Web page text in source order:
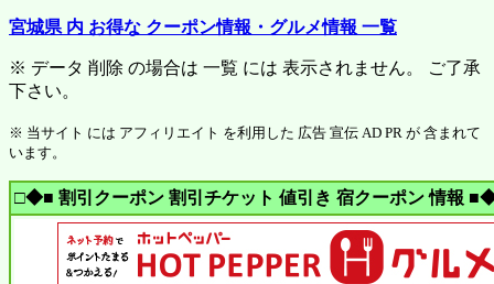
宮城県 内 お得な クーポン情報・グルメ情報 一覧
※ データ 削除 の場合は 一覧 には 表示されません。 ご了承
下さい。
※ 当サイト には アフィリエイト を利用した 広告 宣伝 AD PR が 含まれて
います。
□◆■ 割引クーポン 割引チケット 値引き 宿クーポン 情報